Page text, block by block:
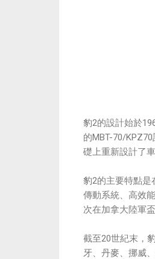
豹2的設計始於
的MBT-70/
礎上重新設計了
豹2的主要特點是
傳動系統、高效
次在加拿大陸軍
截至20世紀末，
牙、丹麥、挪威